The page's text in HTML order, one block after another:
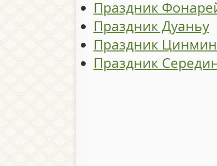
Праздник
Праздник Дуаньу
Праздник Цинмин
Праздник